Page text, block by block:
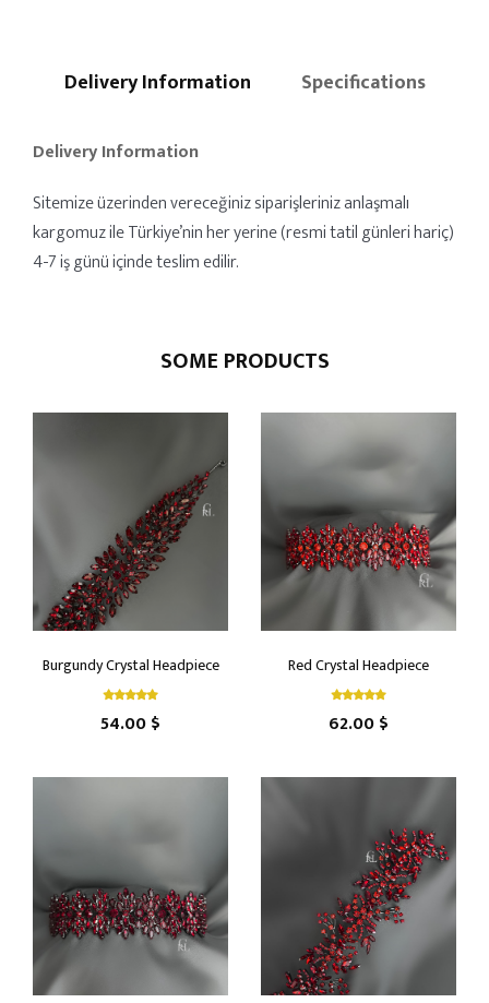
Delivery Information Specifications
Delivery Information
Sitemize üzerinden vereceğiniz siparişleriniz anlaşmalı
kargomuz ile Türkiye’nin her yerine (resmi tatil günleri hariç)
4-7 iş günü içinde teslim edilir.
SOME PRODUCTS
Burgundy Crystal Headpiece
54.00 $
Red Crystal Headpiece
62.00 $